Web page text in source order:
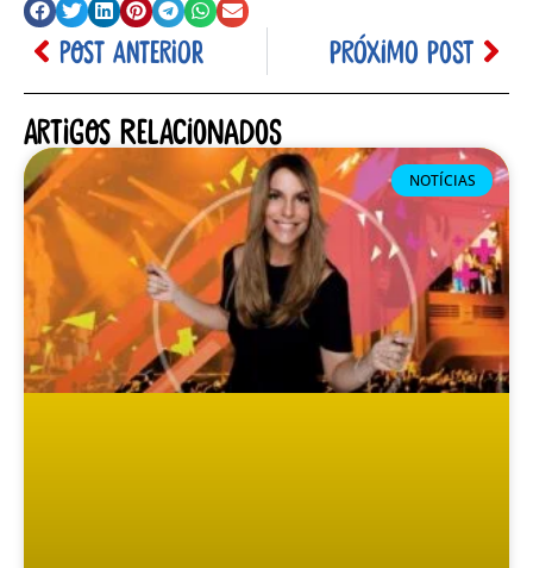
POST ANTERIOR PRÓXIMO POST
Artigos relacionados
NOTÍCIAS